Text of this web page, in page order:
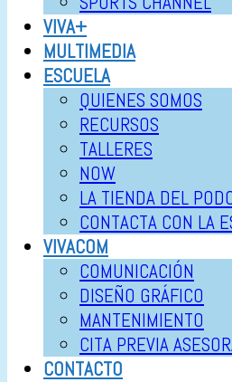
VIVA+
MULTIMEDIA
ESCUELA
QUIENES SOMOS
RECURSOS
TALLERES
NOW
LA TIENDA DEL
CONTACTA CON LA
VIVACOM
COMUNICACIÓN
DISEÑO GRÁFICO
MANTENIMIENTO
CITA PREVIA
CONTACTO